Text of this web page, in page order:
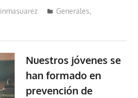
inmasuarez Generales,
Nuestros jóvenes se
han formado en
prevención de